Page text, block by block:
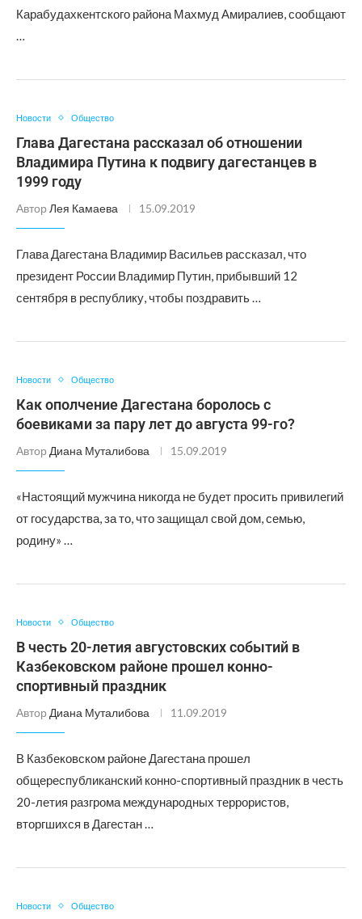
Карабудахкентского района Махмуд Амиралиев, сообщают
…
Новости Общество
Глава Дагестана рассказал об отношении
Владимира Путина к подвигу дагестанцев в
1999 году
Автор Лея Камаева 15.09.2019
Глава Дагестана Владимир Васильев рассказал, что
президент России Владимир Путин, прибывший 12
сентября в республику, чтобы поздравить …
Новости Общество
Как ополчение Дагестана боролось с
боевиками за пару лет до августа 99-го?
Автор Диана Муталибова 15.09.2019
«Настоящий мужчина никогда не будет просить привилегий
от государства, за то, что защищал свой дом, семью,
родину» …
Новости Общество
В честь 20-летия августовских событий в
Казбековском районе прошел конно-
спортивный праздник
Автор Диана Муталибова 11.09.2019
В Казбековском районе Дагестана прошел
общереспубликанский конно-спортивный праздник в честь
20-летия разгрома международных террористов,
вторгшихся в Дагестан …
Новости Общество